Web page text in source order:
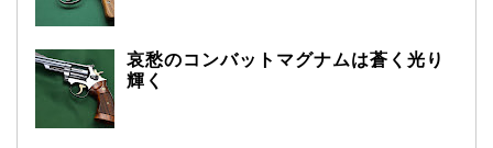
哀愁のコンバットマグナムは蒼く光り
輝く